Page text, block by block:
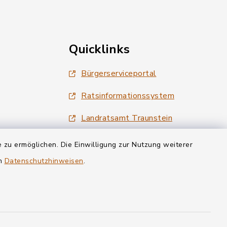
ermöglichen. Die Einwilligung zur Nutzung weiterer
Datenschutzhinweisen.
Quicklinks
Bürgerserviceportal
Ratsinformationssystem
Landratsamt Traunstein
Tourismus Siegsdorf
Wirtschaftsregion Chiemgau